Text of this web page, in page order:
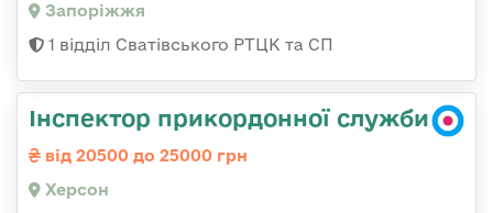
Запоріжжя
1 відділ Сватівського РТЦК та СП
Інспектор прикордонної служби
від 20500 до 25000 грн
Херсон